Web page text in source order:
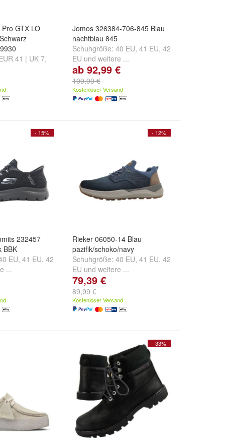
GTX LO
41 | UK 7,
Jomos 326384-706-845 Blau
nachtblau 845
Schuhgröße: 40 EU, 41 EU, 42
EU und weitere ...
ab 92,99 €
109,99 €
Kostenloser Versand
- 15%
232457
BBK
EU, 41 EU, 42
...
- 12%
Rieker 06050-14 Blau
pazifik/schoko/navy
Schuhgröße: 40 EU, 41 EU, 42
EU und weitere ...
79,39 €
89,99 €
Kostenloser Versand
- 33%